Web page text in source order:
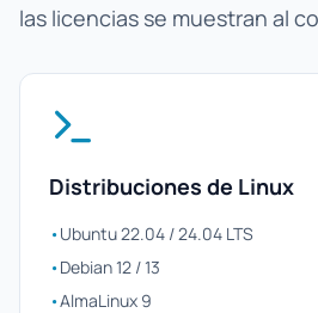
las licencias se muestran al
Distribuciones de Linux
•Ubuntu 22.04 / 24.04 LTS
•Debian 12 / 13
•AlmaLinux 9